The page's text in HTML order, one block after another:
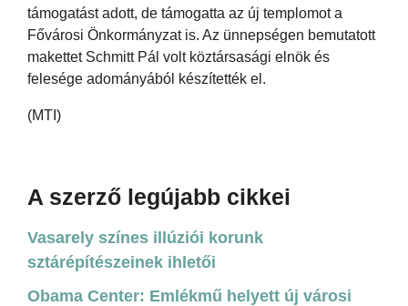
támogatást adott, de támogatta az új templomot a
Fővárosi Önkormányzat is. Az ünnepségen bemutatott
makettet Schmitt Pál volt köztársasági elnök és
felesége adományából készítették el.
(MTI)
A szerző legújabb cikkei
Vasarely színes illúziói korunk
sztárépítészeinek ihletői
Obama Center: Emlékmű helyett új városi